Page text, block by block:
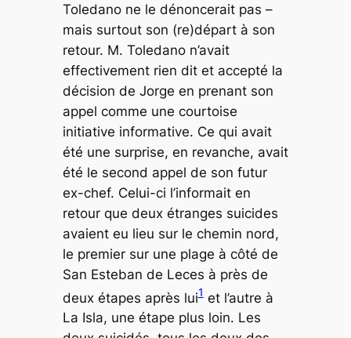
Toledano ne le dénoncerait pas –
mais surtout son (re)départ à son
retour. M. Toledano n’avait
effectivement rien dit et accepté la
décision de Jorge en prenant son
appel comme une courtoise
initiative informative. Ce qui avait
été une surprise, en revanche, avait
été le second appel de son futur
ex-chef. Celui-ci l’informait en
retour que deux étranges suicides
avaient eu lieu sur le chemin nord,
le premier sur une plage à côté de
San Esteban de Leces à près de
deux étapes après lui1et l’autre à
La Isla, une étape plus loin. Les